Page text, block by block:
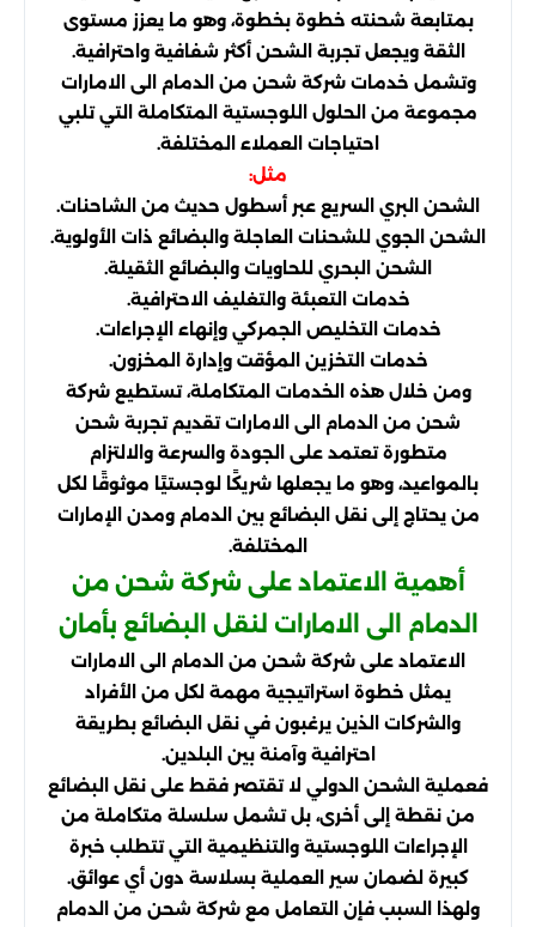
بمتابعة شحنته خطوة بخطوة، وهو ما يعزز مستوى
الثقة ويجعل تجربة الشحن أكثر شفافية واحترافية.
وتشمل خدمات شركة شحن من الدمام الى الامارات
مجموعة من الحلول اللوجستية المتكاملة التي تلبي
احتياجات العملاء المختلفة.
مثل:
الشحن البري السريع عبر أسطول حديث من الشاحنات.
الشحن الجوي للشحنات العاجلة والبضائع ذات الأولوية.
الشحن البحري للحاويات والبضائع الثقيلة.
خدمات التعبئة والتغليف الاحترافية.
خدمات التخليص الجمركي وإنهاء الإجراءات.
خدمات التخزين المؤقت وإدارة المخزون.
ومن خلال هذه الخدمات المتكاملة، تستطيع شركة
شحن من الدمام الى الامارات تقديم تجربة شحن
متطورة تعتمد على الجودة والسرعة والالتزام
بالمواعيد، وهو ما يجعلها شريكًا لوجستيًا موثوقًا لكل
من يحتاج إلى نقل البضائع بين الدمام ومدن الإمارات
المختلفة.
أهمية الاعتماد على شركة شحن من
الدمام الى الامارات لنقل البضائع بأمان
الاعتماد على شركة شحن من الدمام الى الامارات
يمثل خطوة استراتيجية مهمة لكل من الأفراد
والشركات الذين يرغبون في نقل البضائع بطريقة
احترافية وآمنة بين البلدين.
فعملية الشحن الدولي لا تقتصر فقط على نقل البضائع
من نقطة إلى أخرى، بل تشمل سلسلة متكاملة من
الإجراءات اللوجستية والتنظيمية التي تتطلب خبرة
كبيرة لضمان سير العملية بسلاسة دون أي عوائق.
ولهذا السبب فإن التعامل مع شركة شحن من الدمام